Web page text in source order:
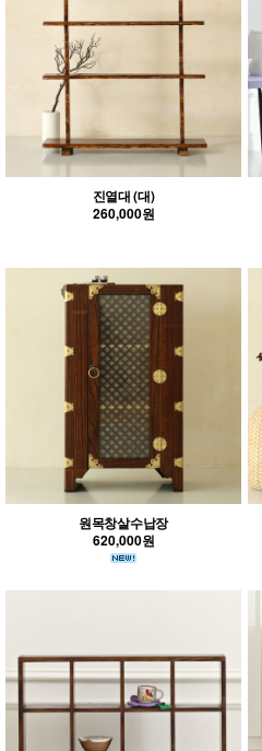
진열대 (대)
260,000원
원목창살수납장
620,000원